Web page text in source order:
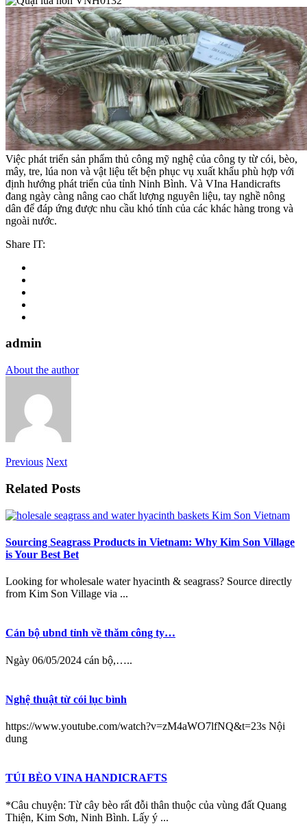
Việc phát triển sản phẩm thủ công mỹ nghệ của công ty từ cói, bèo,
mây, tre, lúa non và vật liệu tết bện phục vụ xuất khẩu phù hợp với
định hướng phát triển của tỉnh Ninh Bình. Và VIna Handicrafts
đang ngày càng nâng cao chất lượng nguyên liệu, tay nghề nông
dân để đáp ứng được nhu cầu khó tính của các khác hàng trong và
ngoài nước.
Share IT:
admin
About the author
Previous Next
Related Posts
Sourcing Seagrass Products in Vietnam: Why Kim Son Village
is Your Best Bet
Looking for wholesale water hyacinth & seagrass? Source directly
from Kim Son Village via ...
Cán bộ ubnd tỉnh về thăm công ty…
Ngày 06/05/2024 cán bộ,…..
Nghệ thuật từ cói lục bình
https://www.youtube.com/watch?v=zM4aWO7lfNQ&t=23s Nội
dung
TÚI BÈO VINA HANDICRAFTS
*Câu chuyện: Từ cây bèo rất đỗi thân thuộc của vùng đất Quang
Thiện, Kim Sơn, Ninh Bình. Lấy ý ...